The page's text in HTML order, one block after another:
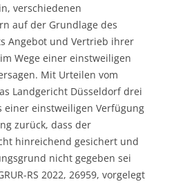
verschiedenen
auf der Grundlage des
Angebot und Vertrieb ihrer
im Wege einer einstweiligen
Mit Urteilen vom
Landgericht Düsseldorf drei
einer einstweiligen Verfügung
zurück, dass der
hinreichend gesichert und
nicht gegeben sei
RS 2022, 26959, vorgelegt